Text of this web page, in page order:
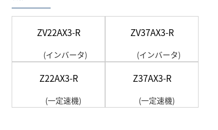
ZV22AX3-R
(インバータ)
ZV37AX3-R
(インバータ)
Z22AX3-R
(一定速機)
Z37AX3-R
(一定速機)